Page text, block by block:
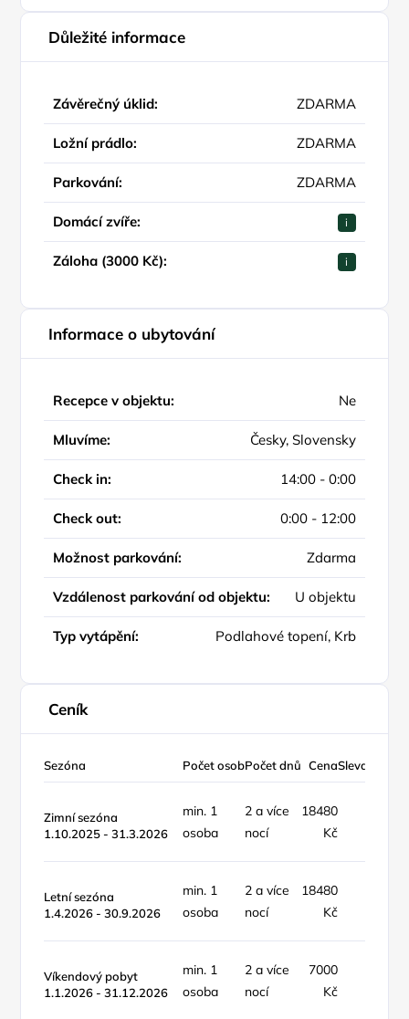
Důležité informace
Závěrečný úklid: ZDARMA
Ložní prádlo: ZDARMA
Parkování: ZDARMA
Domácí zvíře: i
Záloha (3000 Kč): i
Informace o ubytování
Recepce v objektu: Ne
Mluvíme: Česky, Slovensky
Check in: 14:00 - 0:00
Check out: 0:00 - 12:00
Možnost parkování: Zdarma
Vzdálenost parkování od objektu: U objektu
Typ vytápění: Podlahové topení, Krb
Ceník
Sezóna Počet osobPočet dnů CenaSleva %
Zimní sezóna
1.10.2025 - 31.3.2026
min. 1
osoba
2 a více
nocí
18480
Kč
Letní sezóna
1.4.2026 - 30.9.2026
min. 1
osoba
2 a více
nocí
18480
Kč
Víkendový pobyt
1.1.2026 - 31.12.2026
min. 1
osoba
2 a více
nocí
7000
Kč